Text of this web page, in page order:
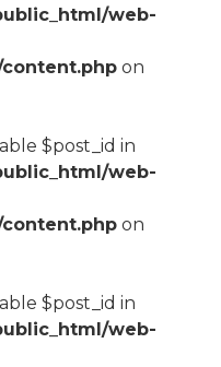
web-
on
$post_id in
web-
on
$post_id in
web-